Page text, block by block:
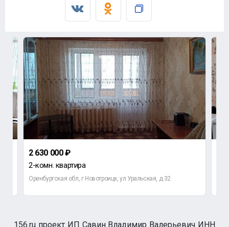
2 630 000 ₽
2-комн. квартира
Оренбургская обл, г Новотроицк, ул Уральская, д 32
156.ru проект ИП Савин Владимир Валерьевич ИНН